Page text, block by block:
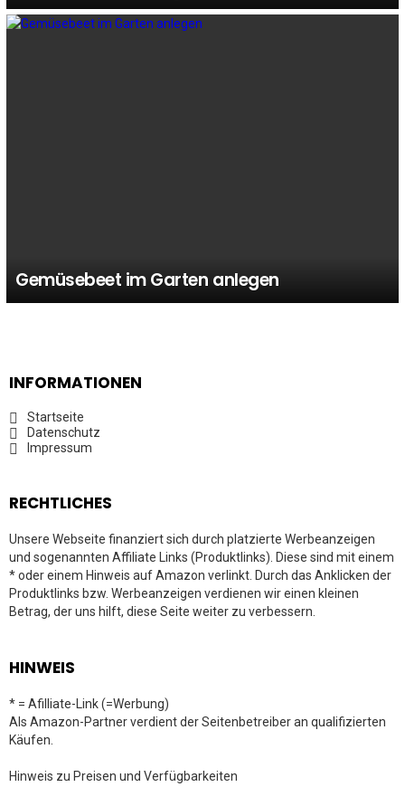
Gemüsebeet im Garten anlegen
INFORMATIONEN
Startseite
Datenschutz
Impressum
RECHTLICHES
Unsere Webseite finanziert sich durch platzierte Werbeanzeigen
und sogenannten Affiliate Links (Produktlinks). Diese sind mit einem
* oder einem Hinweis auf Amazon verlinkt. Durch das Anklicken der
Produktlinks bzw. Werbeanzeigen verdienen wir einen kleinen
Betrag, der uns hilft, diese Seite weiter zu verbessern.
HINWEIS
* = Afilliate-Link (=Werbung)
Als Amazon-Partner verdient der Seitenbetreiber an qualifizierten
Käufen.
Hinweis zu Preisen und Verfügbarkeiten